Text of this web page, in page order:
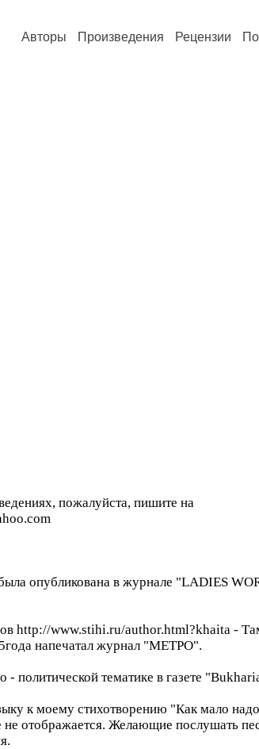
Авторы Произведения Рецензии
пожалуйста, пишите на
опубликована в журнале "LADIES
http://www.stihi.ru/author.html?khaita -
напечатал журнал "МЕТРО".
- политической тематике в газете
к моему стихотворению "Как мало
отображается. Желающие послушать